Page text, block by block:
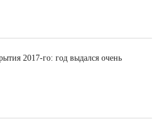
2017-го: год выдался очень